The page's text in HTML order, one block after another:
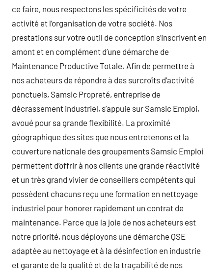
ce faire, nous respectons les spécificités de votre
activité et l’organisation de votre société. Nos
prestations sur votre outil de conception s’inscrivent en
amont et en complément d’une démarche de
Maintenance Productive Totale. Afin de permettre à
nos acheteurs de répondre à des surcroîts d’activité
ponctuels, Samsic Propreté, entreprise de
décrassement industriel, s’appuie sur Samsic Emploi,
avoué pour sa grande flexibilité. La proximité
géographique des sites que nous entretenons et la
couverture nationale des groupements Samsic Emploi
permettent d’offrir à nos clients une grande réactivité
et un très grand vivier de conseillers compétents qui
possèdent chacuns reçu une formation en nettoyage
industriel pour honorer rapidement un contrat de
maintenance. Parce que la joie de nos acheteurs est
notre priorité, nous déployons une démarche QSE
adaptée au nettoyage et à la désinfection en industrie
et garante de la qualité et de la traçabilité de nos